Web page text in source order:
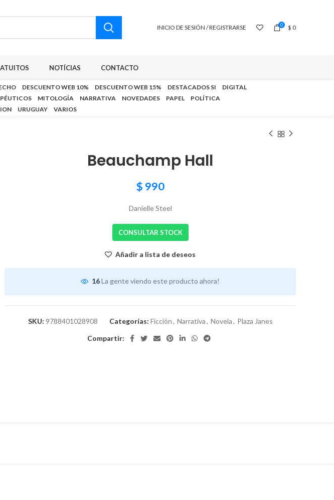
INICIO DE SESIÓN / REGISTRARSE 0 $ 0
NOTÍCIAS CONTACTO
DESCUENTO WEB 10% DESCUENTO WEB 15% DESTACADOS SI
DIGITAL
MITOLOGÍA NARRATIVA NOVEDADES PAPEL
POLÍTICA
URUGUAY VARIOS
Beauchamp Hall
$ 990
Danielle Steel
CONSULTAR STOCK
Añadir a lista de deseos
16La gente viendo este producto ahora!
SKU: 9788401028908 Categorías: Ficción, Narrativa, Novela, Plaza Janes
Compartir: